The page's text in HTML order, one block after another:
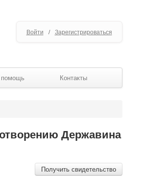
Войти / Зарегистрироваться
Контакты
Державина
Получить свидетельство